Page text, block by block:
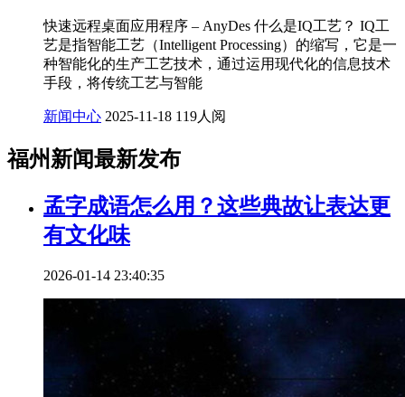
快速远程桌面应用程序 – AnyDes 什么是IQ工艺？ IQ工
艺是指智能工艺（Intelligent Processing）的缩写，它是一
种智能化的生产工艺技术，通过运用现代化的信息技术
手段，将传统工艺与智能
新闻中心 2025-11-18 119人阅
福州新闻最新发布
孟字成语怎么用？这些典故让表达更
有文化味
2026-01-14 23:40:35